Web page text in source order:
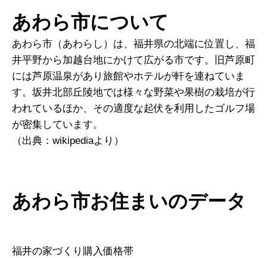
あわら市について
あわら市（あわらし）は、福井県の北端に位置し、福
井平野から加越台地にかけて広がる市です。旧芦原町
には芦原温泉があり旅館やホテルが軒を連ねていま
す。坂井北部丘陵地では様々な野菜や果樹の栽培が行
われているほか、その適度な起伏を利用したゴルフ場
が密集しています。
（出典：wikipediaより）
あわら市お住まいのデータ
福井の家づくり購入価格帯